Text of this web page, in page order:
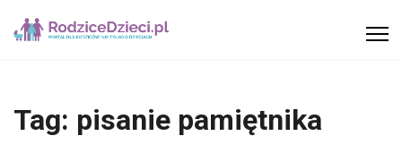
Tag: pisanie pamiętnika